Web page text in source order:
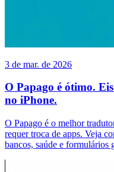
3 de mar. de 2026
O Papago é ótimo.
no iPhone.
O Papago é o melhor
requer troca de apps. Veja
bancos, saúde e formulários